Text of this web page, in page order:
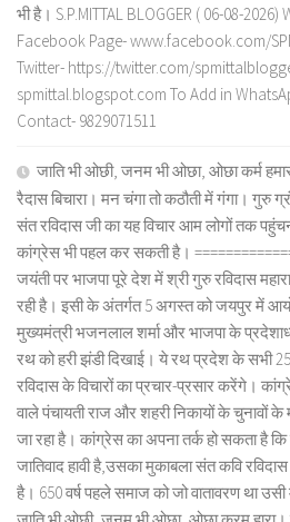
भी है। S.P.MITTAL BLOGGER ( 06-08-
Facebook Page- www.facebook.com/
Twitter- https://twitter.com/
spmittal.blogspot.com To Add in
Contact- 9829071511
जाति भी ओछी, जनम भी ओछा, ओछा कर्म
रैदास बिचारा। मन चंगा तो कठौती में गंगा। गुरु
संत रविदास जी का यह विचार आम लोगों तक
कांग्रेस भी पहल कर सकती है।
जयंती पर भाजपा पूरे देश में श्री गुरु रविदास
रही है। इसी के अंतर्गत 5 अगस्त को जयपुर में
मुख्यमंत्री भजनलाल शर्मा और भाजपा के
रथ को हरी झंडी दिखाई। ये रथ प्रदेश के सभी
रविदास के विचारों का प्रचार-प्रसार करेंगे।
वाले पंचायती राज और शहरी निकायों के चुनावों
जा रहा है। कांग्रेस का अपना तर्क हो सकता है
जातिवाद हावी है,उसका मुकाबला संत कवि रविदास
है। 650 वर्ष पहले समाज को जो वातावरण था उसी